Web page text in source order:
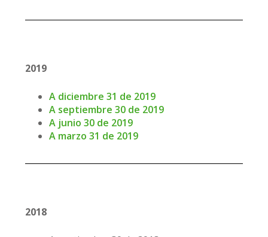
2019
A diciembre 31 de 2019
A septiembre 30 de 2019
A junio 30 de 2019
A marzo 31 de 2019
2018